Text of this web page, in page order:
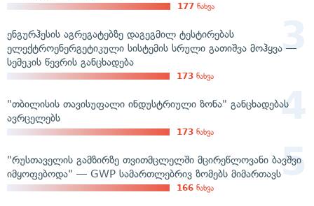
177 ნახვა
ენგურჰესის აგრეგატებზე დაგეგმილ ტესტირებას
ელექტროენერგეტიკული სისტემის სრული გათიშვა მოჰყვა —
სემეკის წევრის განცხადება
173 ნახვა
"თბილისის თავისუფალი ინდუსტრიული ზონა" განცხადებას
ავრცელებს
173 ნახვა
"რუსთაველის გამზირზე თვითმცლელში მცირეწლოვანი ბავშვი
იმყოფებოდა" — GWP სამართლებრივ ზომებს მიმართავს
166 ნახვა